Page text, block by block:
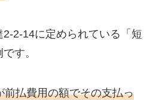
2-14に定められている「短
す。
前払費用の額でその支払っ